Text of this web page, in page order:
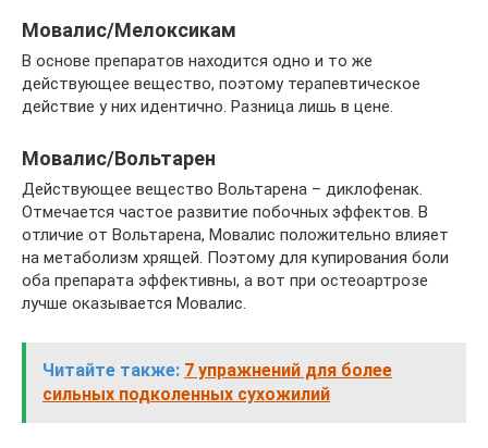
Мовалис/Мелоксикам
В основе препаратов находится одно и то же
действующее вещество, поэтому терапевтическое
действие у них идентично. Разница лишь в цене.
Мовалис/Вольтарен
Действующее вещество Вольтарена – диклофенак.
Отмечается частое развитие побочных эффектов. В
отличие от Вольтарена, Мовалис положительно влияет
на метаболизм хрящей. Поэтому для купирования боли
оба препарата эффективны, а вот при остеоартрозе
лучше оказывается Мовалис.
Читайте также: 7 упражнений для более
сильных подколенных сухожилий